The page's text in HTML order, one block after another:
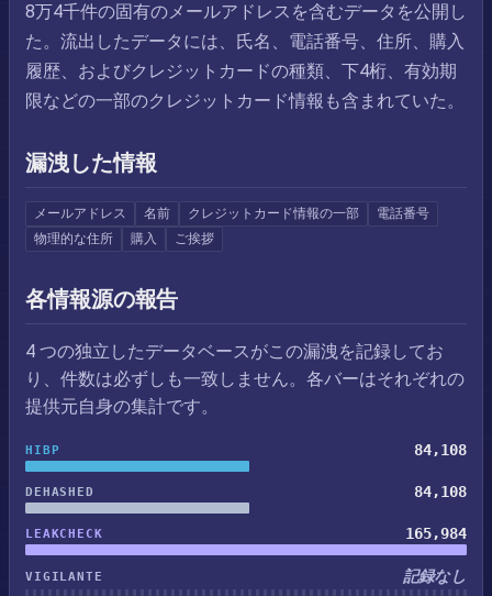
8万4千件の固有のメールアドレスを含むデータを公開し
た。流出したデータには、氏名、電話番号、住所、購入
履歴、およびクレジットカードの種類、下4桁、有効期
限などの一部のクレジットカード情報も含まれていた。
漏洩した情報
メールアドレス 名前 クレジットカード情報の一部
電話番号
物理的な住所
購入 ご挨拶
各情報源の報告
4 つの独立したデータベースがこの漏洩を記録してお
り、件数は必ずしも一致しません。各バーはそれぞれの
提供元自身の集計です。
HIBP 84,108
DEHASHED 84,108
LEAKCHECK 165,984
VIGILANTE 記録なし